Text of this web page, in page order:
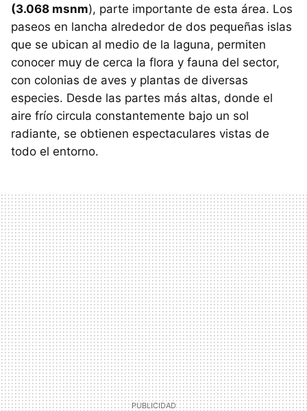
(3.068 msnm), parte importante de esta área. Los
paseos en lancha alrededor de dos pequeñas islas
que se ubican al medio de la laguna, permiten
conocer muy de cerca la flora y fauna del sector,
con colonias de aves y plantas de diversas
especies. Desde las partes más altas, donde el
aire frío circula constantemente bajo un sol
radiante, se obtienen espectaculares vistas de
todo el entorno.